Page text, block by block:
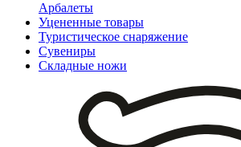
Арбалеты
Уцененные товары
Туристическое снаряжение
Сувениры
Складные ножи